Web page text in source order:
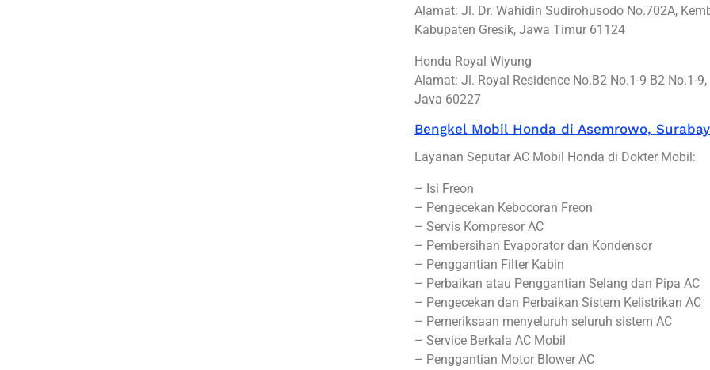
Alamat: Jl. Dr. Wahidin Sudirohusodo No.702A,
Kabupaten Gresik, Jawa Timur 61124
Honda Royal Wiyung
Alamat: Jl. Royal Residence No.B2 No.1-9 B2 No.1-
Java 60227
Bengkel Mobil Honda di Asemrowo,
Layanan Seputar AC Mobil Honda di Dokter Mobil:
– Isi Freon
– Pengecekan Kebocoran Freon
– Servis Kompresor AC
– Pembersihan Evaporator dan Kondensor
– Penggantian Filter Kabin
– Perbaikan atau Penggantian Selang dan Pipa AC
– Pengecekan dan Perbaikan Sistem Kelistrikan AC
– Pemeriksaan menyeluruh seluruh sistem AC
– Service Berkala AC Mobil
– Penggantian Motor Blower AC